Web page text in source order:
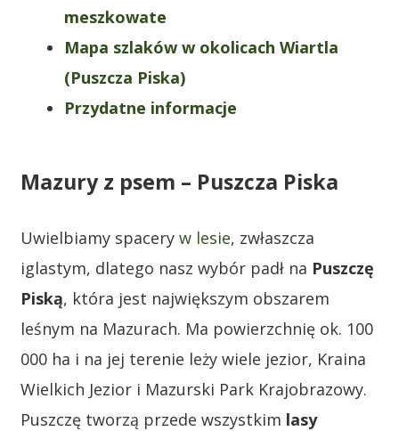
meszkowate
Mapa szlaków w okolicach Wiartla
(Puszcza Piska)
Przydatne informacje
Mazury z psem – Puszcza Piska
Uwielbiamy spacery w lesie, zwłaszcza
iglastym, dlatego nasz wybór padł na Puszczę
Piską, która jest największym obszarem
leśnym na Mazurach. Ma powierzchnię ok. 100
000 ha i na jej terenie leży wiele jezior, Kraina
Wielkich Jezior i Mazurski Park Krajobrazowy.
Puszczę tworzą przede wszystkim lasy